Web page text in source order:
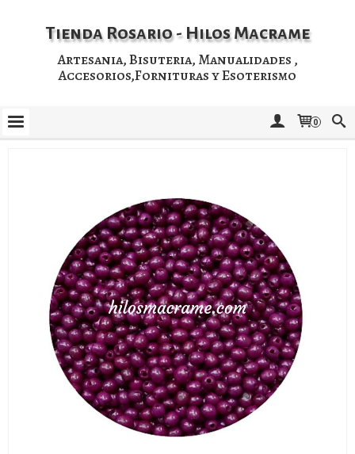
Tienda Rosario - Hilos Macrame
Artesania, Bisuteria, Manualidades ,
Accesorios,Fornituras y Esoterismo
0